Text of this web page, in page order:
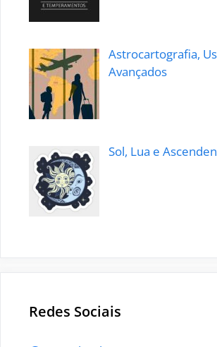
Astrocartografia,
Avançados
Sol, Lua e
Redes Sociais